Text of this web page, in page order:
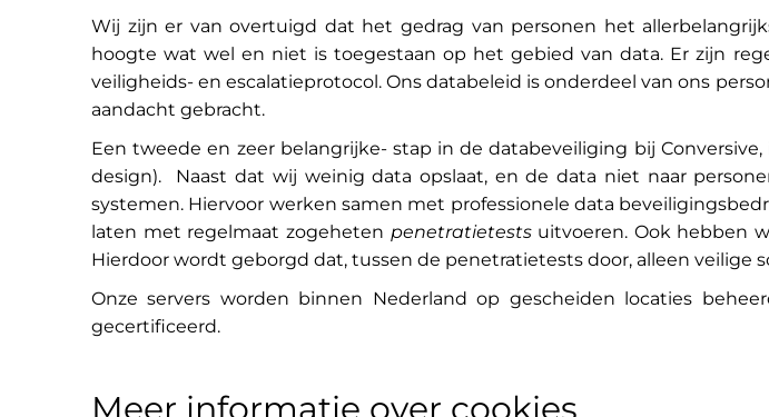
Wij zijn er van overtuigd dat het gedrag van personen het
hoogte wat wel en niet is toegestaan op het gebied van data. Er zijn
veiligheids- en escalatieprotocol. Ons databeleid isonderdeel van ons
aandacht gebracht.
Een tweede en zeer belangrijke- stap in de databeveiliging bij
design). Naast dat wij weinig data opslaat, en de data niet naar
systemen. Hiervoor werken samen met professionele data
laten met regelmaat zogeheten penetratietestsuitvoeren. Ook hebben
Hierdoor wordt geborgd dat, tussen de penetratietests door, alleen veilige
Onze servers worden binnen Nederland op gescheiden locaties
gecertificeerd.
Meer informatie over cookies